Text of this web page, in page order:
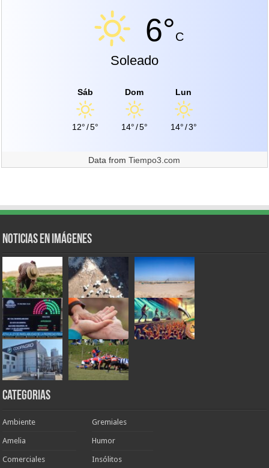
6°C
Soleado
Sáb
12°/5°
Dom
14°/5°
Lun
14°/3°
Data fromTiempo3.com
Noticias en Imágenes
Categorias
Ambiente
Amelia
Comerciales
Gremiales
Humor
Insólitos